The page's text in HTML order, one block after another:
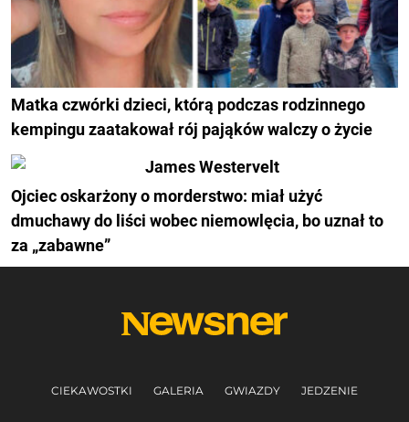
Matka czwórki dzieci, którą podczas rodzinnego
kempingu zaatakował rój pająków walczy o życie
Ojciec oskarżony o morderstwo: miał użyć
dmuchawy do liści wobec niemowlęcia, bo uznał to
za „zabawne”
CIEKAWOSTKI GALERIA GWIAZDY JEDZENIE